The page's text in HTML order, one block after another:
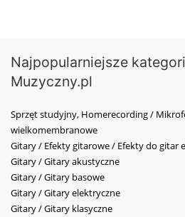
Najpopularniejsze
Muzyczny.pl
Sprzęt studyjny, Homerecording /
wielkomembranowe
Gitary / Efekty gitarowe / Efekty do gitar
Gitary / Gitary akustyczne
Gitary / Gitary basowe
Gitary / Gitary elektryczne
Gitary / Gitary klasyczne